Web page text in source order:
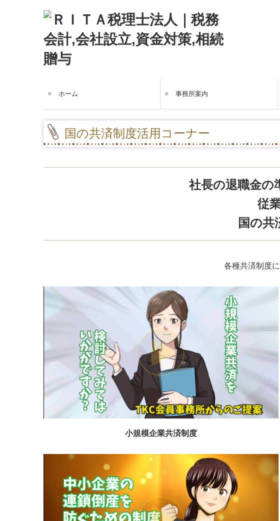
ホーム 事務所案内
事務所紹介
経営理念
交通案内
事務所便り
リンク集
国の共済制度活用コーナー
社長の退職金の
従
国の共
各種共済制度
小規模企業共済制度